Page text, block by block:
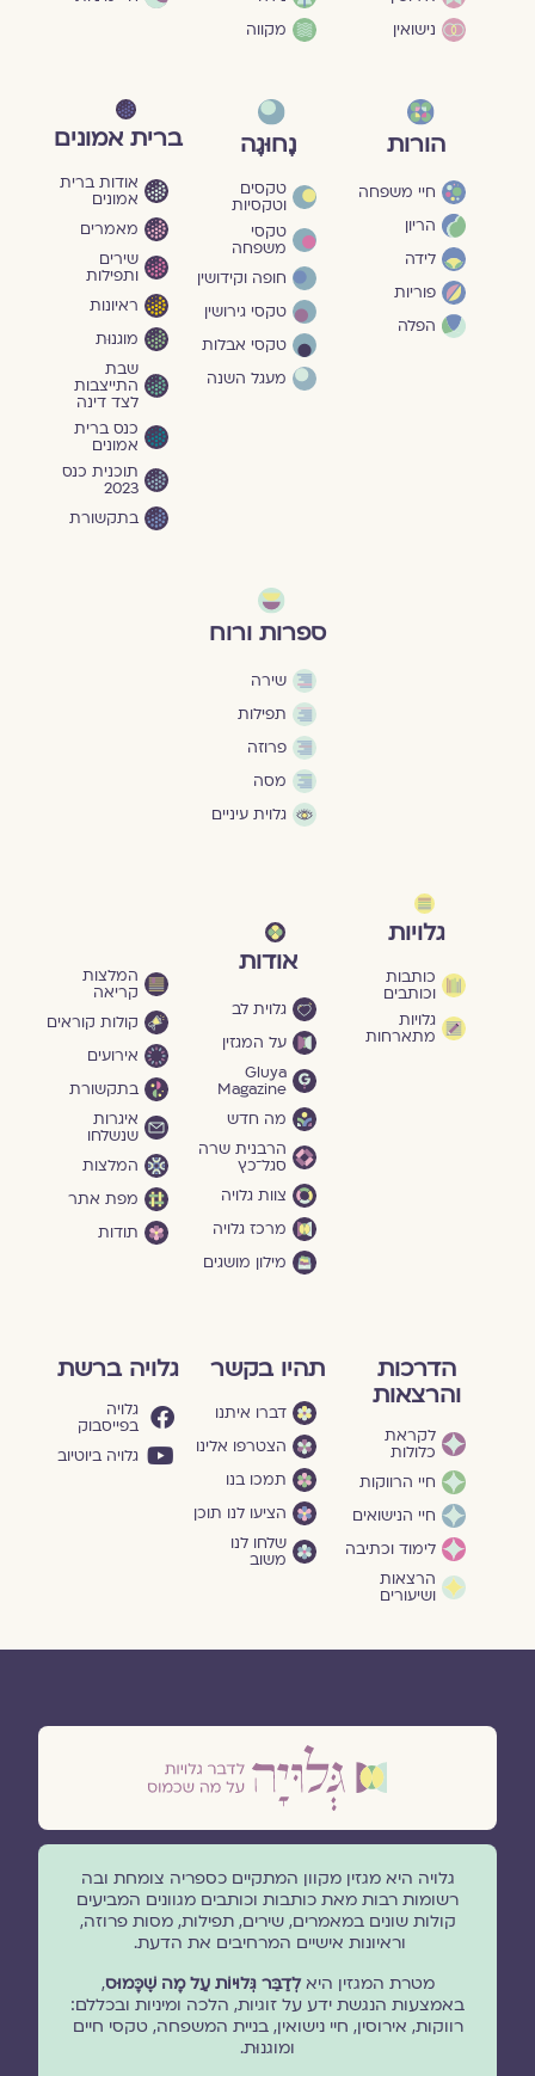
נישואין
מקווה
הורות
חיי משפחה
הריון
לידה
פוריות
הפלה
נָחוּגָה
טקסים
וטקסיות
טקסי
משפחה
חופה וקידושין
טקסי גירושין
טקסי אבלות
מעגל השנה
ברית אמונים
אודות ברית
אמונים
מאמרים
שירים
ותפילות
ראיונות
מוגנוּת
שבת
התייצבות
לצד דינה
כנס ברית
אמונים
תוכנית כנס
2023
בתקשורת
ספרות ורוח
שירה
תפילות
פרוזה
מסה
גלוית עיניים
גלויות
כותבות
וכותבים
גלויות
מתארחות
אודות
גלוית לב
על המגזין
Gluya
Magazine
מה חדש
הרבנית שרה
סגל־כץ
צוות גלויה
מרכז גלויה
מילון מושגים
המלצות
קריאה
קולות קוראים
אירועים
בתקשורת
איגרות
שנשלחו
המלצות
מפת אתר
תודות
הדרכות
והרצאות
לקראת
כלולות
חיי הרווקות
חיי הנישואים
לימוד וכתיבה
הרצאות
ושיעורים
תהיו בקשר
דברו איתנו
הצטרפו אלינו
תמכו בנו
הציעו לנו תוכן
שלחו לנו
משוב
גלויה ברשת
גלויה
בפייסבוק
גלויה ביוטיוב
גלויה היא מגזין מקוון המתקיים כספריה צומחת ובה
רשומות רבות מאת כותבות וכותבים מגוונים המביעים
קולות שונים במאמרים, שירים, תפילות, מסות פרוזה,
וראיונות אישיים המרחיבים את הדעת.
מטרת המגזין היאלְדַבֵּר גְּלוּיוֹת עַל מָה שֶׁכָּמוּס,
באמצעות הנגשת ידע על זוגיות, הלכה ומיניות ובכללם:
רווקות, אירוסין, חיי נישואין, בניית המשפחה, טקסי חיים
ומוגנוּת.